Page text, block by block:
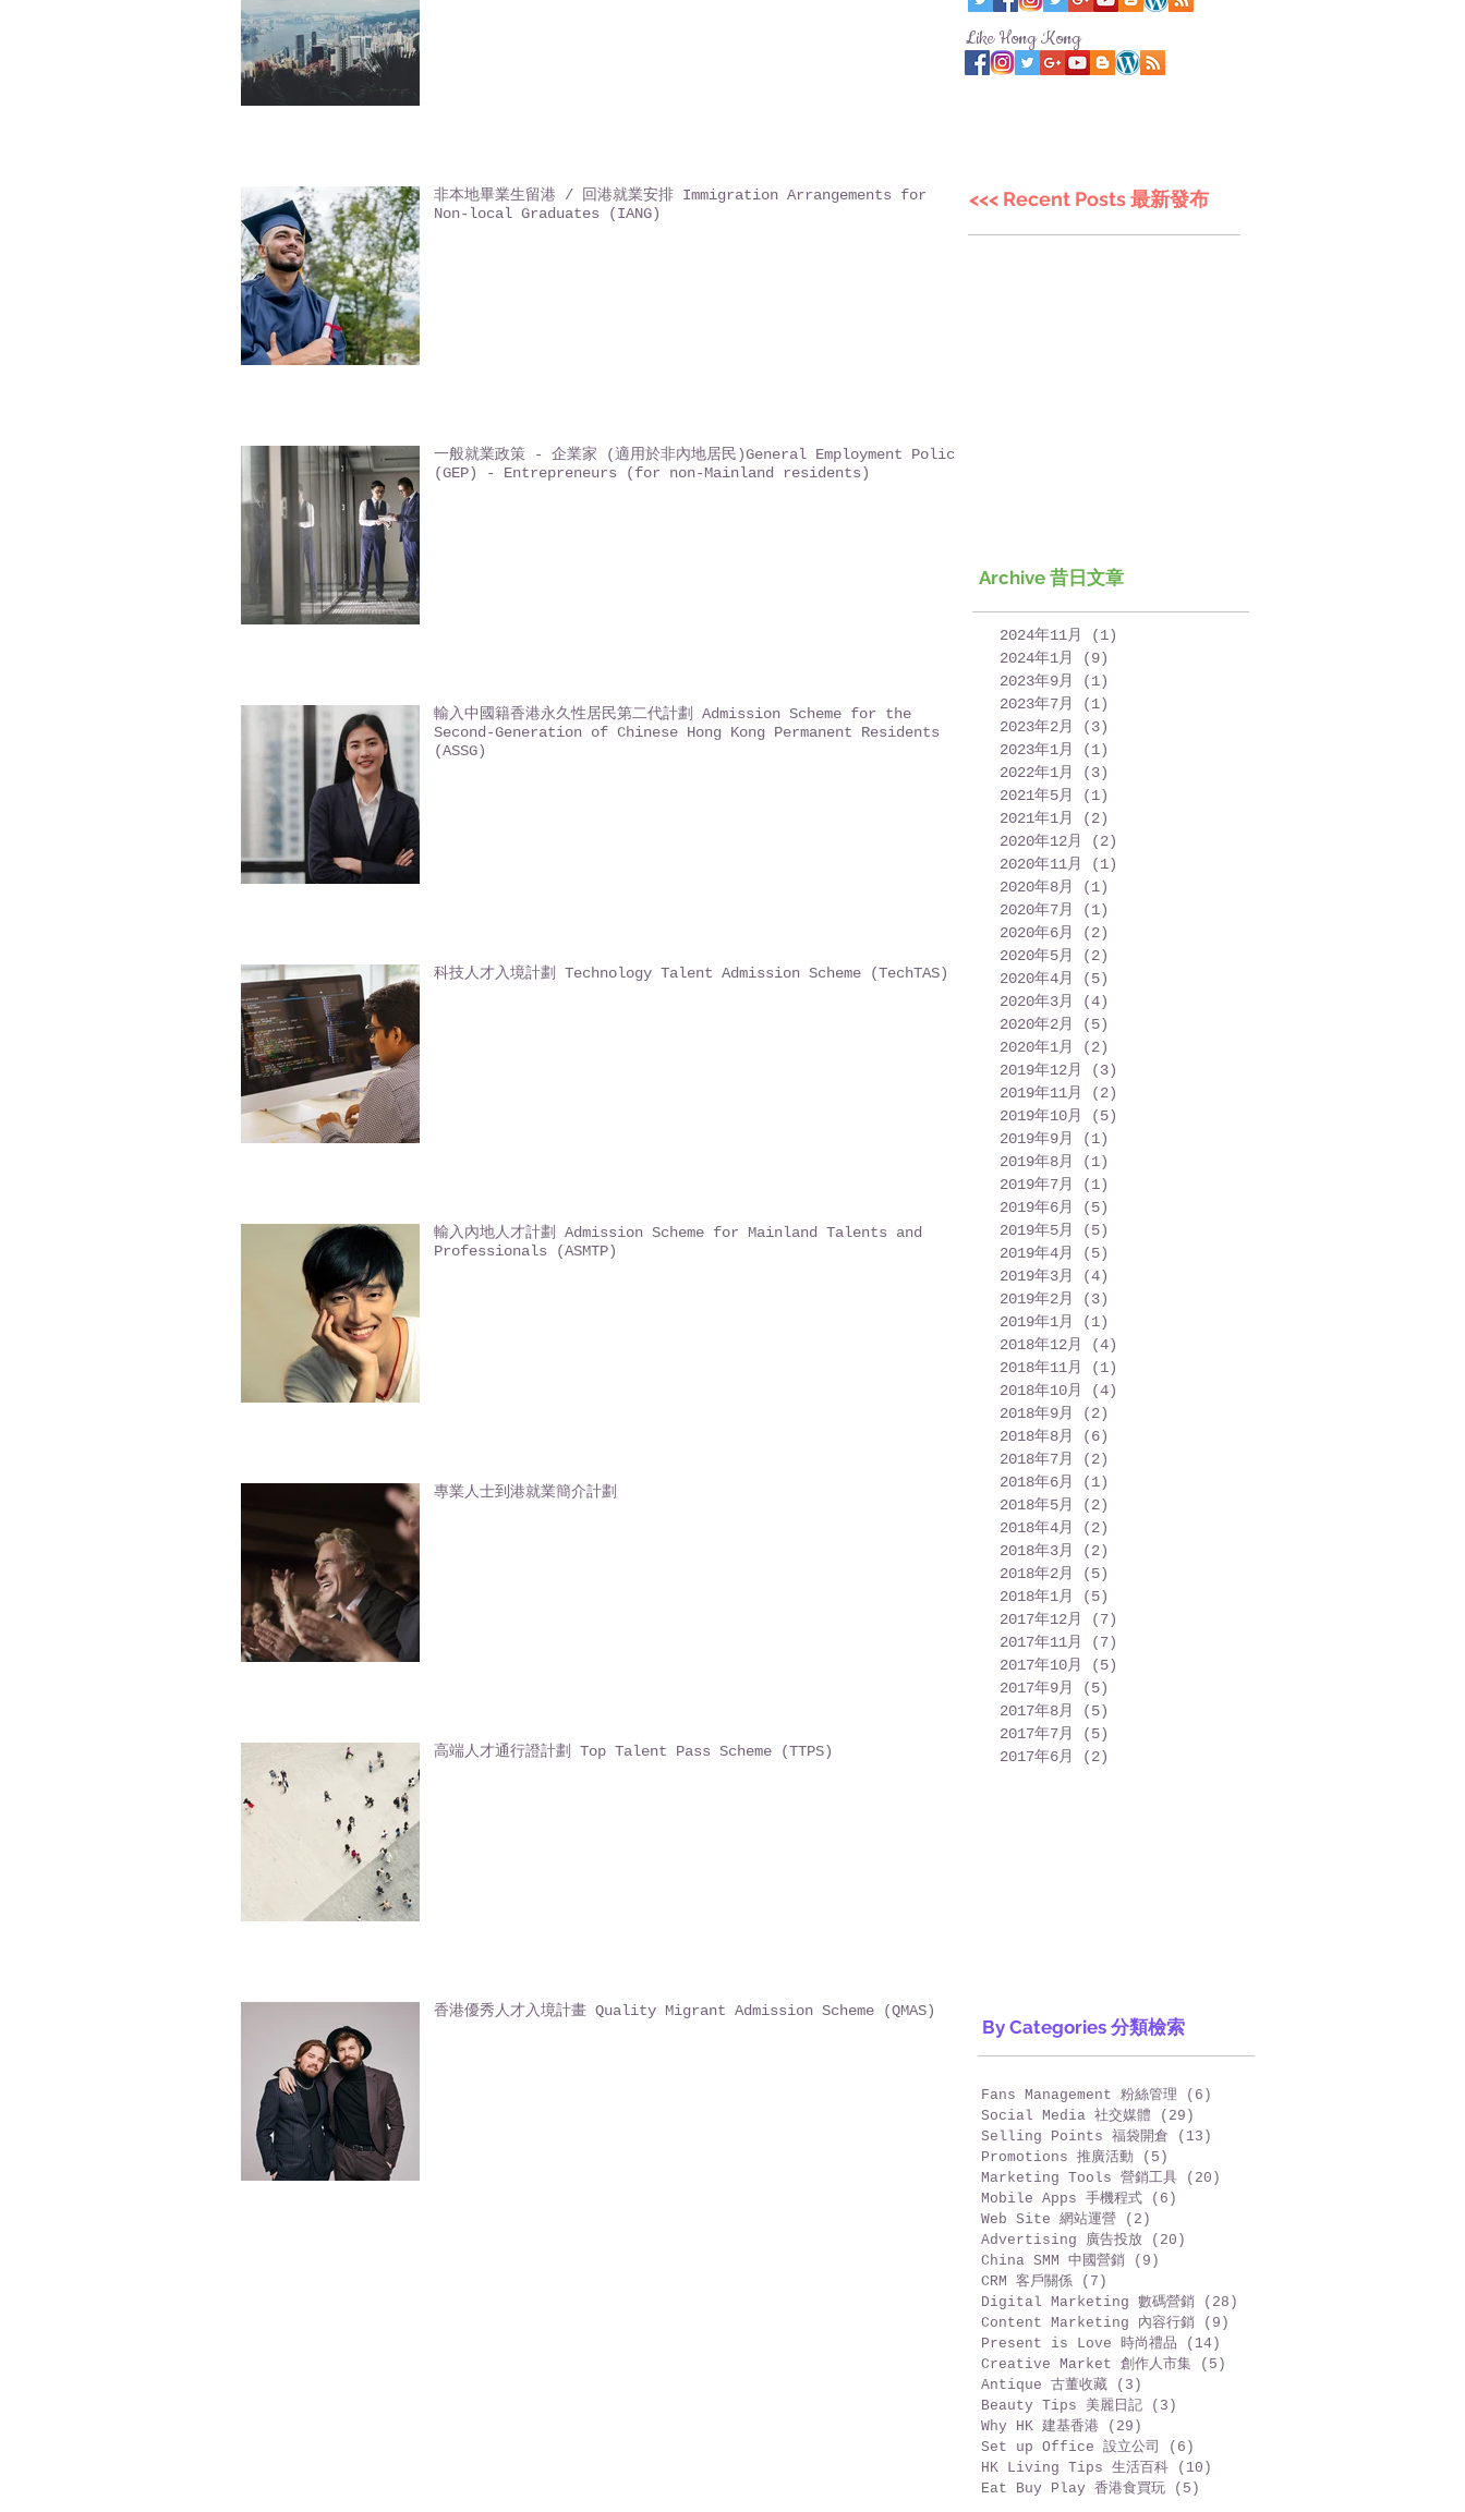
非本地畢業生留港 / 回港就業安排 Immigration Arrangements for
Non-local Graduates (IANG)
一般就業政策 - 企業家 (適用於非內地居民)General Employment Policy
(GEP) - Entrepreneurs (for non-Mainland residents)
輸入中國籍香港永久性居民第二代計劃 Admission Scheme for the
Second-Generation of Chinese Hong Kong Permanent Residents
(ASSG)
科技人才入境計劃 Technology Talent Admission Scheme (TechTAS)
輸入內地人才計劃 Admission Scheme for Mainland Talents and
Professionals (ASMTP)
專業人士到港就業簡介計劃
高端人才通行證計劃 Top Talent Pass Scheme (TTPS)
香港優秀人才入境計畫 Quality Migrant Admission Scheme (QMAS)
Like Hong Kong
<<< Recent Posts 最新發布
Archive 昔日文章
2024年11月 (1)
2024年1月
(9)
2023年9月
(1)
2023年7月
(1)
2023年2月
(3)
2023年1月
(1)
2022年1月
(3)
2021年5月
(1)
2021年1月
(2)
2020年12月
(2)
2020年11月
(1)
2020年8月
(1)
2020年7月
(1)
2020年6月
(2)
2020年5月
(2)
2020年4月
(5)
2020年3月
(4)
2020年2月
(5)
2020年1月
(2)
2019年12月
(3)
2019年11月
(2)
2019年10月
(5)
2019年9月
(1)
2019年8月
(1)
2019年7月
(1)
2019年6月
(5)
2019年5月
(5)
2019年4月
(5)
2019年3月
(4)
2019年2月
(3)
2019年1月
(1)
2018年12月
(4)
2018年11月
(1)
2018年10月
(4)
2018年9月
(2)
2018年8月
(6)
2018年7月
(2)
2018年6月
(1)
2018年5月
(2)
2018年4月
(2)
2018年3月
(2)
2018年2月
(5)
2018年1月
(5)
2017年12月
(7)
2017年11月
(7)
2017年10月
(5)
2017年9月
(5)
2017年8月
(5)
2017年7月
(5)
2017年6月
(2)
By Categories 分類檢索
Fans Management 粉絲管理 (6)
Social Media 社交媒體
(29)
Selling Points 福袋開倉
(13)
Promotions 推廣活動
(5)
Marketing Tools 營銷工具
(20)
Mobile Apps 手機程式
(6)
Web Site 網站運營
(2)
Advertising 廣告投放
(20)
China SMM 中國營銷
(9)
CRM 客戶關係
(7)
Digital Marketing 數碼營銷
(28)
Content Marketing 內容行銷
(9)
Present is Love 時尚禮品
(14)
Creative Market 創作人市集
(5)
Antique 古董收藏
(3)
Beauty Tips 美麗日記
(3)
Why HK 建基香港
(29)
Set up Office 設立公司
(6)
HK Living Tips 生活百科
(10)
Eat Buy Play 香港食買玩
(5)